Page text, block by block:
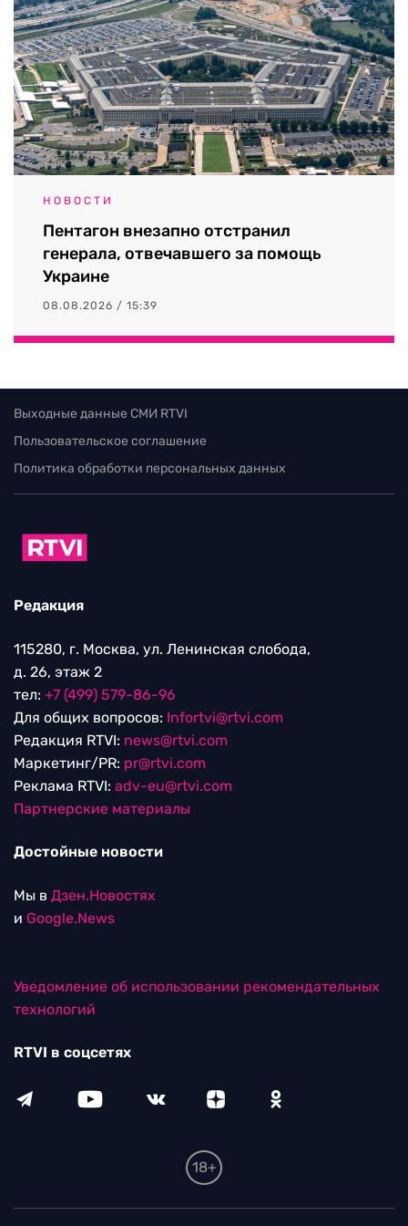
НОВОСТИ
Пентагон внезапно отстранил
генерала, отвечавшего за помощь
Украине
08.08.2026 / 15:39
Выходные данные СМИ RTVI
Пользовательское соглашение
Политика обработки персональных данных
Редакция
115280, г. Москва, ул. Ленинская слобода,
д. 26, этаж 2
тел: +7 (499) 579-86-96
Для общих вопросов: Infortvi@rtvi.com
Редакция RTVI: news@rtvi.com
Маркетинг/PR: pr@rtvi.com
Реклама RTVI: adv-eu@rtvi.com
Партнерские материалы
Достойные новости
Мы в Дзен.Новостях
и Google.News
Уведомление об использовании рекомендательных
технологий
RTVI в соцсетях
18+